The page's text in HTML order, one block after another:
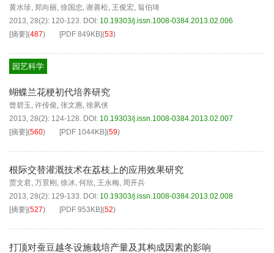
黄水珍, 郑向丽, 徐国忠, 谢善松, 王俊宏, 翁伯琦
2013, 28(2): 120-123. DOI: 10.19303/j.issn.1008-0384.2013.02.006
[摘要](487) [PDF 849KB](53)
园艺科学
蝴蝶兰花梗初代培养研究
曾碧玉, 许传俊, 张文惠, 徐夙侠
2013, 28(2): 124-128. DOI: 10.19303/j.issn.1008-0384.2013.02.007
[摘要](560) [PDF 1044KB](59)
根际交替灌溉技术在荔枝上的应用效果研究
贾文君, 万景刚 , 徐冰, 何欣, 王永梅, 周开兵
2013, 28(2): 129-133. DOI: 10.19303/j.issn.1008-0384.2013.02.008
[摘要](527) [PDF 953KB](52)
打顶对蚕豆越冬设施栽培产量及其构成因素的影响